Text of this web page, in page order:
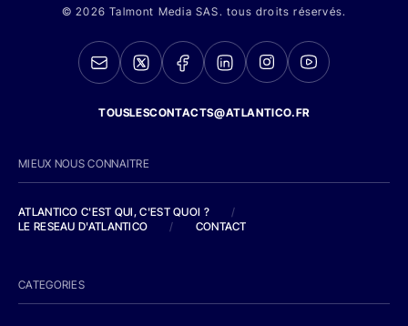
© 2026 Talmont Media SAS. tous droits réservés.
TOUSLESCONTACTS@ATLANTICO.FR
MIEUX NOUS CONNAITRE
ATLANTICO C'EST QUI, C'EST QUOI ?
/
LE RESEAU D'ATLANTICO
/ CONTACT
CATEGORIES